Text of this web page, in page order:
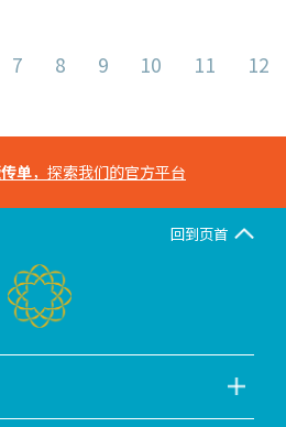
7 8 9 10 11 12
单，探索我们的官方平台
回到页首